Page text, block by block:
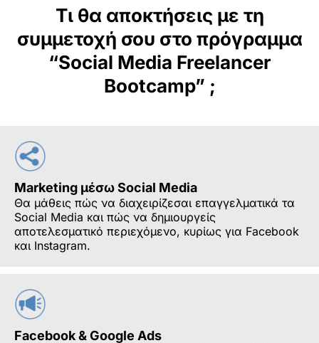
Τι θα αποκτήσεις με τη
συμμετοχή σου στο πρόγραμμα
“Social Media Freelancer
Bootcamp” ;
Marketing μέσω Social Media
Θα μάθεις πώς να διαχειρίζεσαι επαγγελματικά τα
Social Media και πώς να δημιουργείς
αποτελεσματικό περιεχόμενο, κυρίως για Facebook
και Instagram.
Facebook & Google Ads